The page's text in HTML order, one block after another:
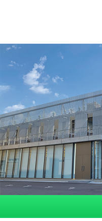
ン